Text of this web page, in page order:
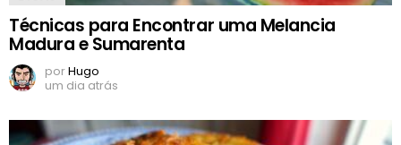
Técnicas para Encontrar uma Melancia
Madura e Sumarenta
porHugo
um dia atrás